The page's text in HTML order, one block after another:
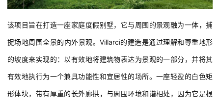
该项目旨在打造一座家庭度假别墅，它与周围的景观融为一体，捕
捉场地周围全景的内外景观。Villarci的建造是通过理解和尊重地形
的坡度来实现的：以有效地将建筑物表达为景观的一部分，并将其
有效地执行为一个兼具功能性和宜居性的场所。一座轻盈的白色矩
形体块，带有厚重的长外廊拱，与周围环境和谐相处，因为它是根